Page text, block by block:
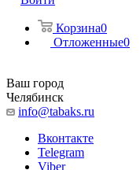
Корзина0
Отложенные0
Ваш город
Челябинск
info@tabaks.ru
Вконтакте
Telegram
Viber